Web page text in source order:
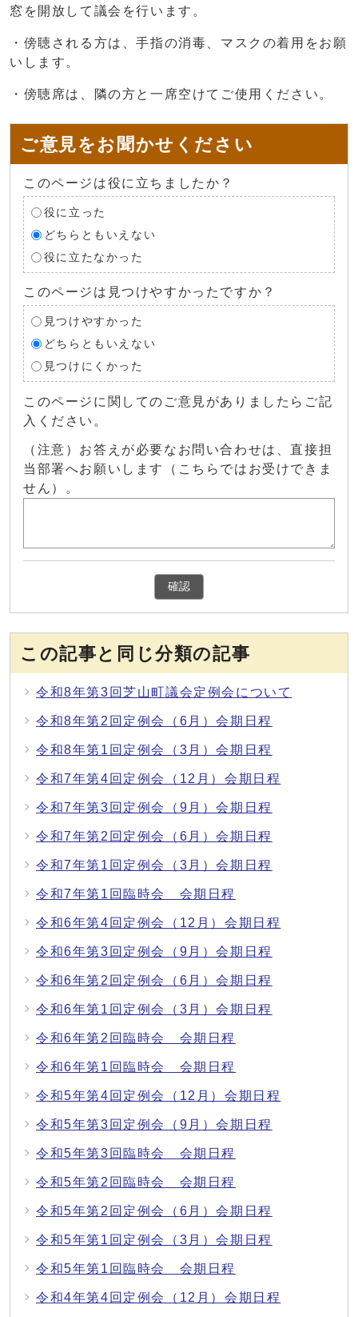
窓を開放して議会を行います。
・傍聴される方は、手指の消毒、マスクの着用をお願
いします。
・傍聴席は、隣の方と一席空けてご使用ください。
ご意見をお聞かせください
このページは役に立ちましたか？
役に立った
どちらともいえない
役に立たなかった
このページは見つけやすかったですか？
見つけやすかった
どちらともいえない
見つけにくかった
このページに関してのご意見がありましたらご記
入ください。
（注意）お答えが必要なお問い合わせは、直接担
当部署へお願いします（こちらではお受けできま
せん）。
確認
この記事と同じ分類の記事
令和8年第3回芝山町議会定例会について
令和8年第2回定例会（6月）会期日程
令和8年第1回定例会（3月）会期日程
令和7年第4回定例会（12月）会期日程
令和7年第3回定例会（9月）会期日程
令和7年第2回定例会（6月）会期日程
令和7年第1回定例会（3月）会期日程
令和7年第1回臨時会 会期日程
令和6年第4回定例会（12月）会期日程
令和6年第3回定例会（9月）会期日程
令和6年第2回定例会（6月）会期日程
令和6年第1回定例会（3月）会期日程
令和6年第2回臨時会 会期日程
令和6年第1回臨時会 会期日程
令和5年第4回定例会（12月）会期日程
令和5年第3回定例会（9月）会期日程
令和5年第3回臨時会 会期日程
令和5年第2回臨時会 会期日程
令和5年第2回定例会（6月）会期日程
令和5年第1回定例会（3月）会期日程
令和5年第1回臨時会 会期日程
令和4年第4回定例会（12月）会期日程